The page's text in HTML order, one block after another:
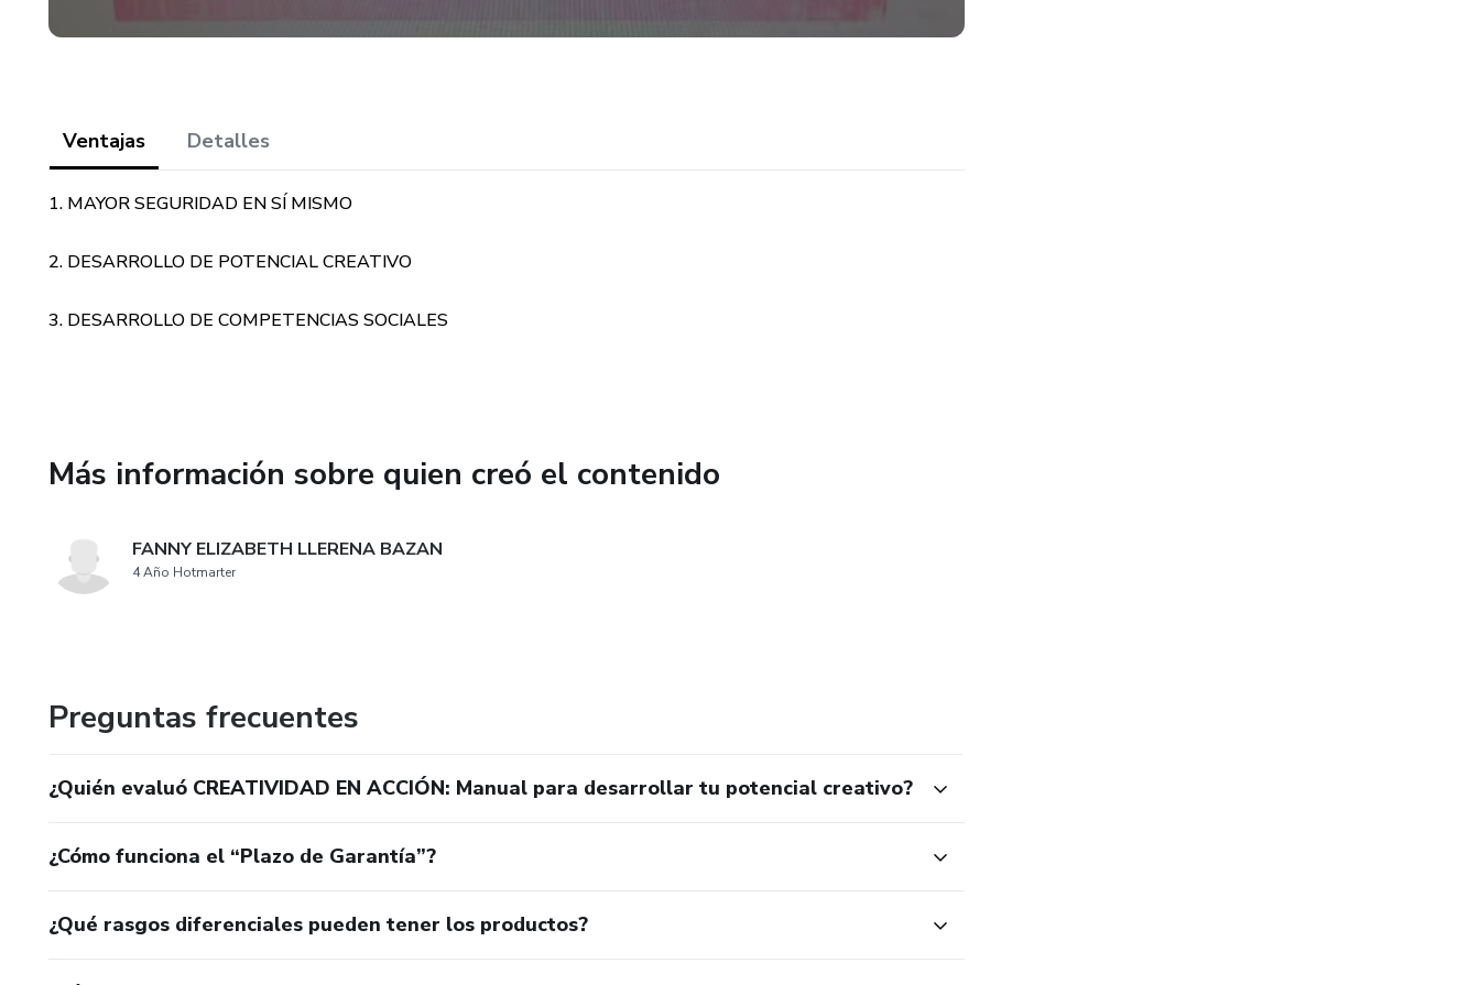
Ventajas Detalles
1. MAYOR SEGURIDAD EN SÍ MISMO
2. DESARROLLO DE POTENCIAL CREATIVO
3. DESARROLLO DE COMPETENCIAS SOCIALES
Más información sobre quien creó el contenido
FANNY ELIZABETH LLERENA BAZAN
4 Año Hotmarter
Preguntas frecuentes
¿Quién evaluó CREATIVIDAD EN ACCIÓN: Manual para desarrollar tu potencial creativo?
¿Cómo funciona el “Plazo de Garantía”?
¿Qué rasgos diferenciales pueden tener los productos?